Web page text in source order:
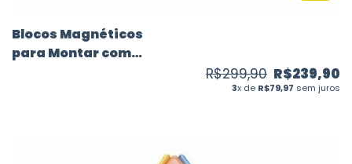
Blocos Magnéticos
para Montar com
R$299,90 R$239,90
3x de R$79,97 sem juros